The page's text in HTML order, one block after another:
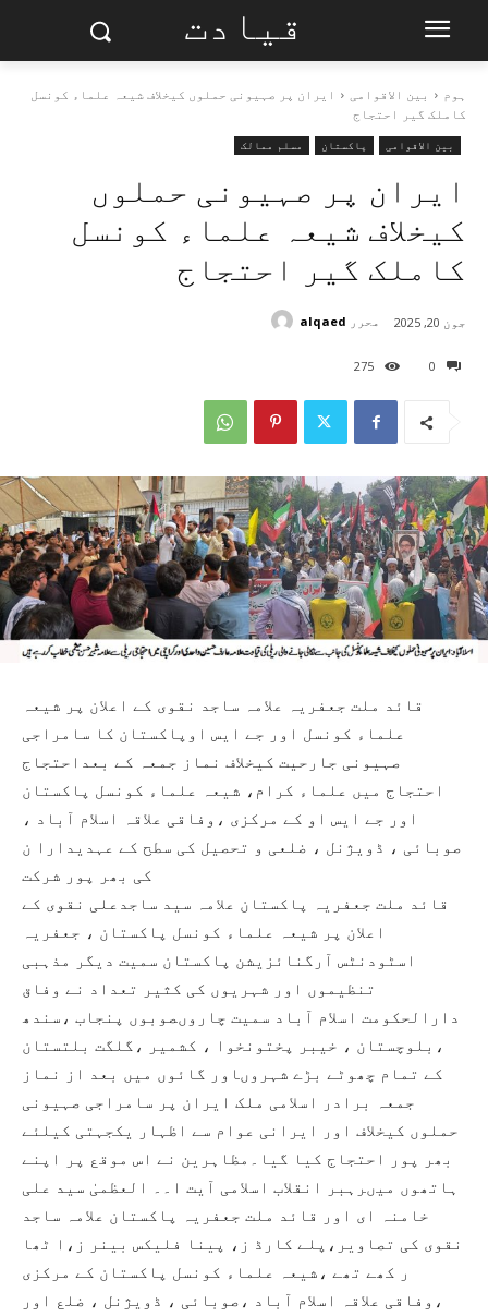
قیادت
ہوم بین الاقوامی
ایران پر صہیونی حملوں کیخلاف شیعہ علماء کونسل
کاملک گیر احتجاج
بین الاقوامی پاکستان مسلم ممالک
ایران پر صہیونی حملوں
کیخلاف شیعہ علماء کونسل
کاملک گیر احتجاج
0
275
جون 20, 2025 محرر alqaed
قائد ملت جعفریہ علامہ ساجد نقوی کے اعلان پر شیعہ
علماء کونسل اور جے ایس اوپاکستان کا سامراجی
صہیونی جارحیت کیخلاف نماز جمعہ کے بعداحتجاج
احتجاج میں علماء کرام، شیعہ علماء کونسل پاکستان
اور جے ایس او کے مرکزی ،وفاقی علاقہ اسلام آباد ،
صوبائی ، ڈویژنل ، ضلعی و تحصیل کی سطح کے عہدیدارا ن
کی بھر پور شرکت
قائد ملت جعفریہ پاکستان علامہ سید ساجدعلی نقوی کے
اعلان پر شیعہ علماء کونسل پاکستان ، جعفریہ
اسٹودنٹس آرگنائزیشن پاکستان سمیت دیگر مذہبی
تنظیموں اور شہریوں کی کثیر تعداد نے وفاق
دارالحکومت اسلام آباد سمیت چاروںصوبوں پنجاب ،سندھ
،بلوچستان ، خیبر پختونخوا ، کشمیر ،گلگت بلتستان
کے تمام چھوٹے بڑے شہروںاور گائوں میں بعد از نماز
جمعہ برادر اسلامی ملک ایران پر سامراجی صہیونی
حملوں کیخلاف اور ایرانی عوام سے اظہار یکجہتی کیلئے
بھر پور احتجاج کیا گیا۔مظاہرین نے اس موقع پر اپنے
ہاتھوں میںرہبر انقلاب اسلامی آیت ا۔۔ العظمیٰ سید علی
خامنہ ای اور قائد ملت جعفریہ پاکستان علامہ ساجد
نقوی کی تصاویر،پلے کارڈ ز، پینا فلیکس بینر ز،ا ٹھا
ر کھے تھے ،شیعہ علماء کونسل پاکستان کے مرکزی
،وفاقی علاقہ اسلام آباد ،صوبائی ، ڈویژنل ، ضلع اور